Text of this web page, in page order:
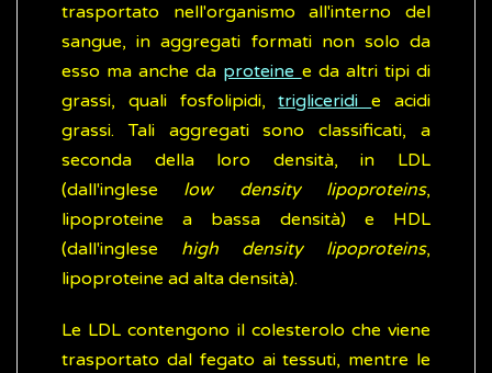
trasportato nell'organismo all'interno del
sangue, in aggregati formati non solo da
esso ma anche da proteine e da altri tipi di
grassi, quali fosfolipidi,trigliceridie acidi
grassi. Tali aggregati sono classificati, a
seconda della loro densità, in LDL
(dall'inglese low density lipoproteins,
lipoproteine a bassa densità) e HDL
(dall'inglese high density lipoproteins,
lipoproteine ad alta densità).
Le LDL contengono il colesterolo che viene
trasportato dal fegato ai tessuti, mentre le